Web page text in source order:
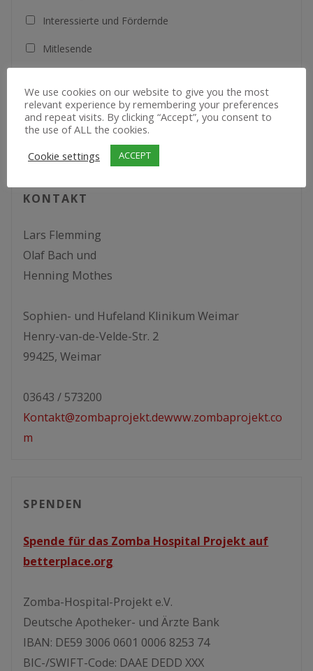
Interessierte und Fördernde
Mitlesende
Datenschutzerklärung.
KONTAKT
Lars Flemming
Olaf Bach und
Henning Mothes
Sophien- und Hufeland Klinikum Weimar
Henry-van-de-Velde-Str. 2
99425, Weimar
03643 / 573200
Kontakt@zombaprojekt.dewww.zombaprojekt.co
m
SPENDEN
Spende für das Zomba Hospital Projekt auf
betterplace.org
Zomba-Hospital-Projekt e.V.
Deutsche Apotheker- und Ärzte Bank
IBAN: DE59 3006 0601 0006 8253 74
BIC-/SWIFT-Code: DAAE DEDD XXX
We use cookies on our website to give you the most
relevant experience by remembering your preferences
and repeat visits. By clicking “Accept”, you consent to
the use of ALL the cookies.
Cookie settings
ACCEPT